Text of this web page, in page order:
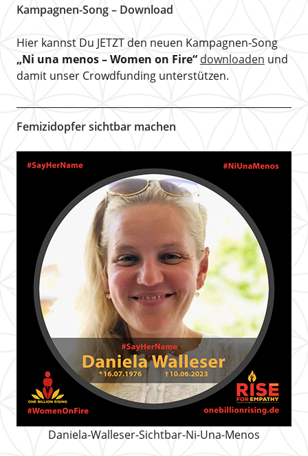
Kampagnen-Song – Download
Hier kannst Du JETZT den neuen Kampagnen-Song
„Ni una menos – Women on Fire“ downloaden und
damit unser Crowdfunding unterstützen.
Femizidopfer sichtbar machen
Daniela-Walleser-Sichtbar-Ni-Una-Menos